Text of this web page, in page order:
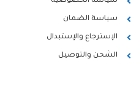
سياسة الضمان
الإسترجاع والإستبدال
الشحن والتوصيل